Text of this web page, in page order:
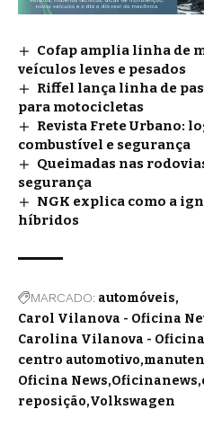
Cofap amplia linha de
veículos leves e pesados
Riffel lança linha de
para motocicletas
Revista Frete Urbano:
combustível e segurança
Queimadas nas
segurança
NGK explica como a
híbridos
MARCADO: automóveis
Carol Vilanova - Oficina
Carolina Vilanova -
centro automotivo
Oficina News Oficinanews
reposição Volkswagen